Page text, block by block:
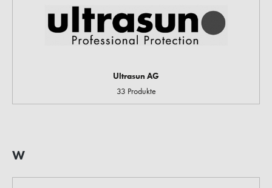
Ultrasun AG
33 Produkte
W